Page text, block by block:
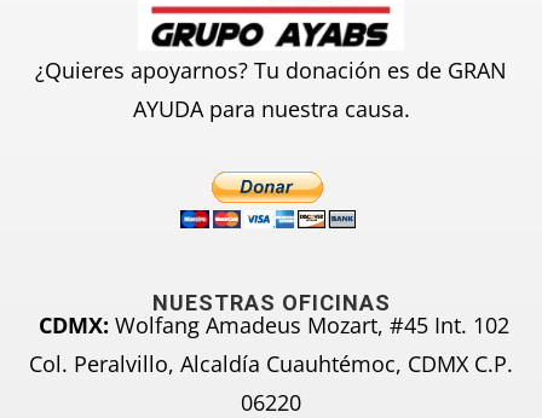
¿Quieres apoyarnos? Tu donación es de GRAN
AYUDA para nuestra causa.
NUESTRAS OFICINAS
CDMX: Wolfang Amadeus Mozart, #45 Int. 102
Col. Peralvillo, Alcaldía Cuauhtémoc, CDMX C.P.
06220